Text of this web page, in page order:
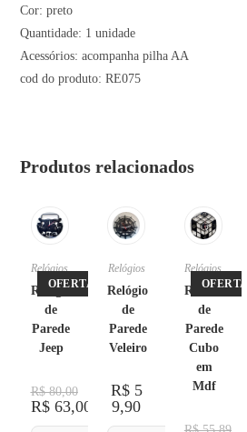
Cor: preto
Quantidade: 1 unidade
Acessórios: acompanha pilha AA
cod do produto: RE075
Produtos relacionados
OFERTA!
Relógios
Relógio
de
Parede
Jeep
R$80,00
R$63,00
Relógios
Relógio
de
Parede
Veleiro
R$5
9,90
OFERTA!
Relógios
Relório
de
Parede
Cubo
em
Mdf